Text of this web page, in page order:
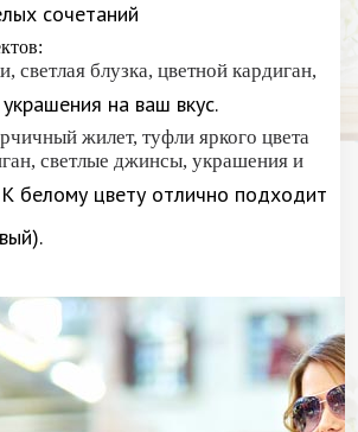
сочетаний
светлая блузка, цветной кардиган,
на ваш вкус.
жилет, туфли яркого цвета
светлые джинсы, украшения и
белому цвету отлично подходит